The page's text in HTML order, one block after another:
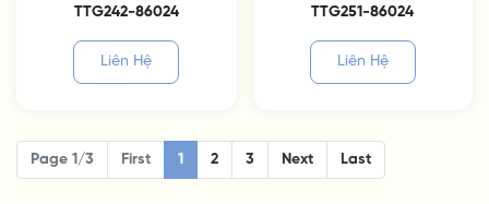
TTG242-86024
Liên Hệ
TTG251-86024
Liên Hệ
Page 1/3 First 1 2 3 Next Last